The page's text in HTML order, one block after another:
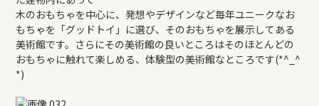
木のおもちゃを中心に、発想やデザインなど毎年ユニークなお
もちゃを「グッドトイ」に選び、そのおもちゃを展示してある
美術館です。さらにその美術館の良いところはそのほとんどの
おもちゃに触れて楽しめる、体験型の美術館なところです(*^_^
*)